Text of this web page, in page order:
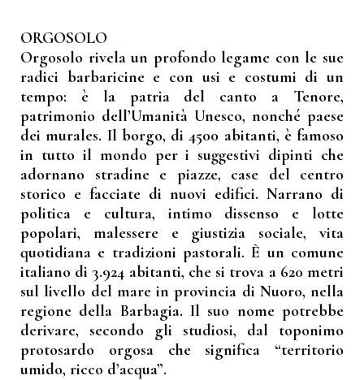
ORGOSOLO
Orgosolo rivela un profondo legame con le sue
radici barbaricine e con usi e costumi di un
tempo: è la patria del canto a Tenore,
patrimonio dell’Umanità Unesco, nonché paese
dei murales. Il borgo, di 4500 abitanti, è famoso
in tutto il mondo per i suggestivi dipinti che
adornano stradine e piazze, case del centro
storico e facciate di nuovi edifici. Narrano di
politica e cultura, intimo dissenso e lotte
popolari, malessere e giustizia sociale, vita
quotidiana e tradizioni pastorali. È un comune
italiano di 3.924 abitanti, che si trova a 620 metri
sul livello del mare in provincia di Nuoro, nella
regione della Barbagia. Il suo nome potrebbe
derivare, secondo gli studiosi, dal toponimo
protosardo orgosa che significa “territorio
umido, ricco d’acqua”.